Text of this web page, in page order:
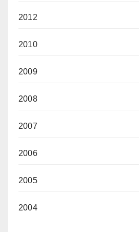
2012
2010
2009
2008
2007
2006
2005
2004